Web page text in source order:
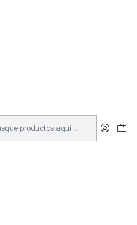
concretan aquí !!!